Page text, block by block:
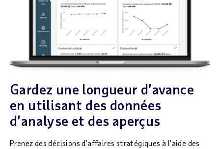
Gardez une longueur d’avance
en utilisant des données
d’analyse et des aperçus
Prenez des décisions d’affaires stratégiques à l’aide des